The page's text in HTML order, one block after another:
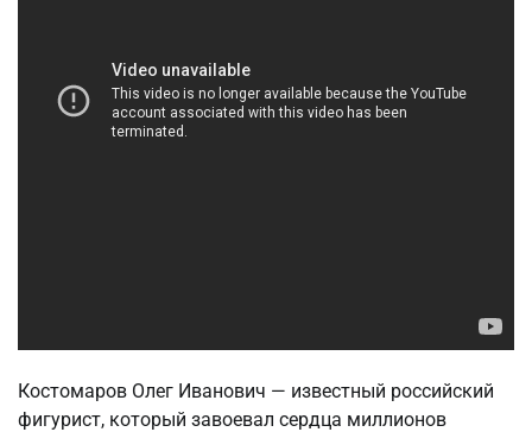
Костомаров Олег Иванович — известный российский
фигурист, который завоевал сердца миллионов